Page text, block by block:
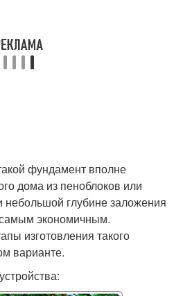
фундамент вполне
дома из пеноблоков или
небольшой глубине заложения
экономичным.
изготовления такого
варианте.